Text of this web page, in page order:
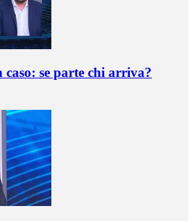
se parte chi arriva?